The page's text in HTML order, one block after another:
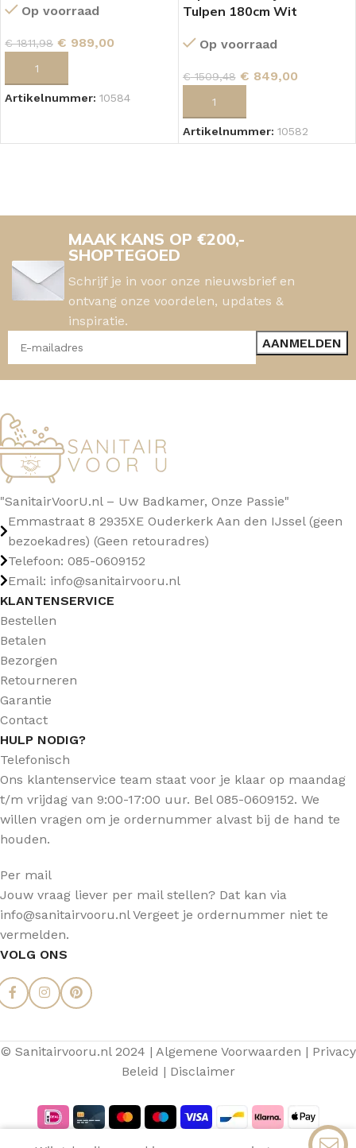
Op voorraad
€1811,98 € 989,00
Artikelnummer: 10584
Tulpen 180cm Wit
Op voorraad
€1509,48 € 849,00
Artikelnummer: 10582
MAAK KANS OP €200,-
SHOPTEGOED
Schrijf je in voor onze nieuwsbrief en
ontvang onze voordelen, updates &
inspiratie.
"SanitairVoorU.nl – Uw Badkamer, Onze Passie"
Emmastraat 8 2935XE Ouderkerk Aan den IJssel (geen
bezoekadres) (Geen retouradres)
Telefoon: 085-0609152
Email: info@sanitairvooru.nl
KLANTENSERVICE
Bestellen
Betalen
Bezorgen
Retourneren
Garantie
Contact
HULP NODIG?
Telefonisch
Ons klantenservice team staat voor je klaar op maandag
t/m vrijdag van 9:00-17:00 uur. Bel 085-0609152. We
willen vragen om je ordernummer alvast bij de hand te
houden.
Per mail
Jouw vraag liever per mail stellen? Dat kan via
info@sanitairvooru.nl Vergeet je ordernummer niet te
vermelden.
VOLG ONS
© Sanitairvooru.nl 2024 | Algemene Voorwaarden | Privacy
Beleid | Disclaimer